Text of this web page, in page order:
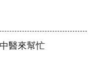
醫來幫忙